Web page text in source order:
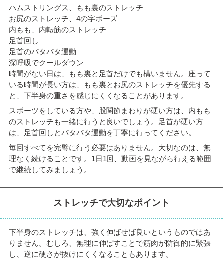
ハムストリングス、もも裏のストレッチ
お尻のストレッチ、4の字ポーズ
内もも、内転筋のストレッチ
足首回し
足首のパタパタ運動
深呼吸でクールダウン
時間がない日は、もも裏と足首だけでも構いません。座って
いる時間が長い方は、もも裏とお尻のストレッチを優先する
と、下半身の重さを感じにくくなることがあります。
スポーツをしている方や、股関節まわりが硬い方は、内もも
のストレッチも一緒に行うと良いでしょう。足首が硬い方
は、足首回しとパタパタ運動を丁寧に行ってください。
毎回すべてを完璧に行う必要はありません。大切なのは、無
理なく続けることです。1日1回、動画を見ながら行える範囲
で継続してみましょう。
ストレッチで大切なポイント
下半身のストレッチは、強く伸ばせば良いというものではあ
りません。むしろ、無理に伸ばすことで筋肉が防御的に緊張
し、逆に硬さが抜けにくくなることもあります。